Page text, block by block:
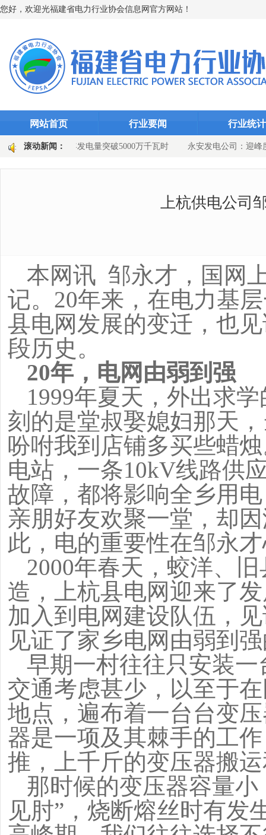
您好，欢迎光福建省电力行业协会信息网官方网站！
网站首页 行业要闻 行业统计
滚动新闻：
限公司光伏年发电量突破5000万千瓦时 永安发电公司：迎峰度夏
： 装上“智慧听诊器” 徐市变电站选线装置升级 国网上杭县供电公
上杭供电公司
本网讯 邹永才，国网
记。20年来，在电力基
县电网发展的变迁，也
段历史。
20年，电网由弱到强
1999年夏天，外出求
刻的是堂叔娶媳妇那天
吩咐我到店铺多买些蜡
电站，一条10kV线路供
故障，都将影响全乡用
亲朋好友欢聚一堂，却
此，电的重要性在邹永
2000年春天，蛟洋、
造，上杭县电网迎来了
加入到电网建设队伍，
见证了家乡电网由弱到
早期一村往往只安装
交通考虑甚少，以至于
地点，遍布着一台台变
器是一项及其棘手的工
推，上千斤的变压器搬
那时候的变压器容量
见肘”，烧断熔丝时有发